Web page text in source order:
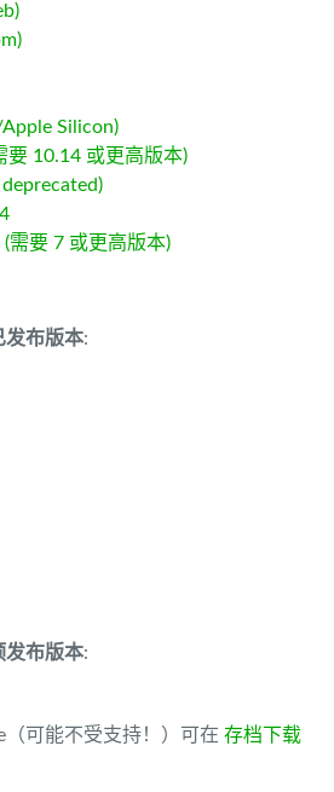
Silicon)
要 10.14 或更高版本)
需要 7 或更高版本)
发布版本:
发布版本:
可能不受支持！）可在 存档下载